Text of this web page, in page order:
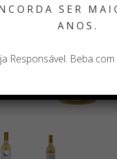
SER
ANOS.
Responsável. Beba